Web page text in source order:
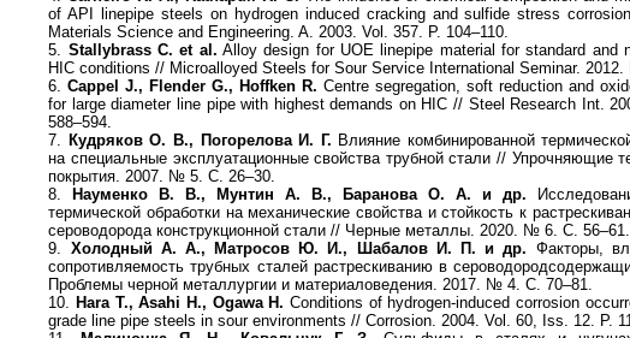
of API linepipe steels on hydrogen induced cracking and sulfide stress
Materials Science and Engineering. A. 2003. Vol. 357. P. 104–110.
5.
Stallybrass C. et al. Alloy design for UOE linepipe material for standard and
HIC conditions // Microalloyed Steels for Sour Service International Seminar. 2012.
6.Сappel J., Flender G., Hoffken R. Centre segregation, soft reduction and
for large diameter line pipe with highest demands on HIC // Steel Research Int.
588–594.
7. Кудряков О. В., Погорелова И. Г. Влияние комбинированной
на специальные эксплуатационные свойства трубной стали // Упрочняющие
покрытия. 2007. № 5. С. 26–30.
8.Науменко В. В., Мунтин А. В., Баранова О. А. и др.
термической обработки на механические свойства и стойкость к
сероводорода конструкционной стали // Черные металлы. 2020. № 6. С. 56–61.
9.
Холодный А. А., Матросов Ю. И., Шабалов И. П. и др. Факторы,
сопротивляемость трубных сталей растрескиванию в
Проблемы черной металлургии и материаловедения. 2017. № 4. С. 70–81.
10. Hara T., Asahi H., Ogawa H. Conditions of hydrogen-induced corrosion
grade line pipe steels in sour environments // Corrosion. 2004. Vol. 60, Iss. 12. P.